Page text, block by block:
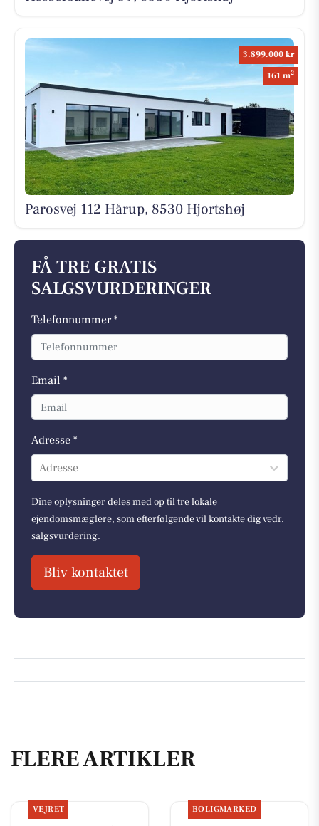
3.899.000 kr
161 m2
Parosvej 112 Hårup, 8530 Hjortshøj
FÅ TRE GRATIS
SALGSVURDERINGER
Telefonnummer *
Email *
Adresse *
Adresse
Dine oplysninger deles med op til tre lokale
ejendomsmæglere, som efterfølgende vil kontakte dig vedr.
salgsvurdering.
Bliv kontaktet
FLERE ARTIKLER
VEJRET BOLIGMARKED